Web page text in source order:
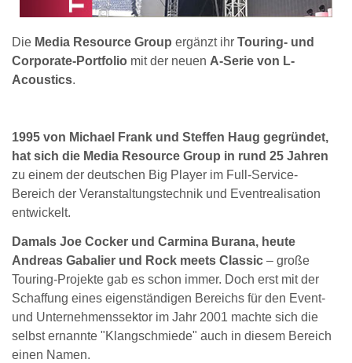
Die Media Resource Group ergänzt ihr Touring- und
Corporate-Portfolio mit der neuen A-Serie von L-
Acoustics.
1995 von Michael Frank und Steffen Haug gegründet,
hat sich die Media Resource Group in rund 25 Jahren
zu einem der deutschen Big Player im Full-Service-
Bereich der Veranstaltungstechnik und Eventrealisation
entwickelt.
Damals Joe Cocker und Carmina Burana, heute
Andreas Gabalier und Rock meets Classic – große
Touring-Projekte gab es schon immer. Doch erst mit der
Schaffung eines eigenständigen Bereichs für den Event-
und Unternehmenssektor im Jahr 2001 machte sich die
selbst ernannte "Klangschmiede" auch in diesem Bereich
einen Namen.